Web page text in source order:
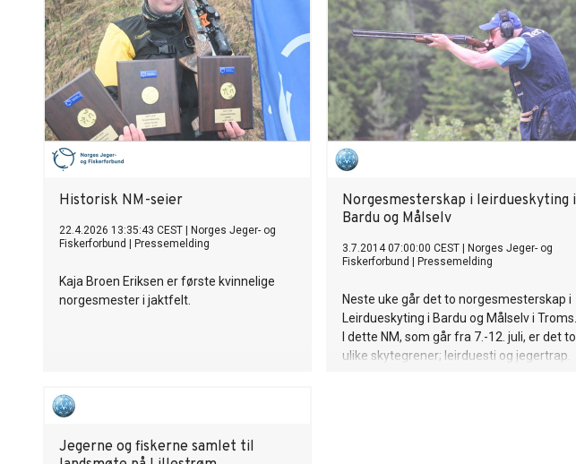
Historisk NM-seier
22.4.2026 13:35:43 CEST
Norges Jeger- og
Fiskerforbund
Pressemelding
Kaja Broen Eriksen er første kvinnelige
norgesmester i jaktfelt.
Norgesmesterskap i leirdueskyting i
Bardu og Målselv
3.7.2014 07:00:00 CEST
Norges Jeger- og
Fiskerforbund
Pressemelding
Neste uke går det to norgesmesterskap i
Leirdueskyting i Bardu og Målselv i Troms.
I dette NM, som går fra 7.-12. juli, er det to
ulike skytegrener; leirduesti og jegertrap.
Jegerne og fiskerne samlet til